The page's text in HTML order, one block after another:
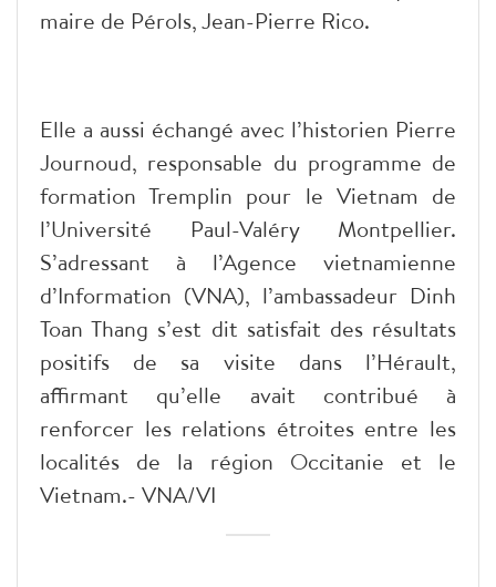
maire de Pérols, Jean-Pierre Rico.
Elle a aussi échangé avec l’historien Pierre
Journoud, responsable du programme de
formation Tremplin pour le Vietnam de
l’Université Paul-Valéry Montpellier.
S’adressant à l’Agence vietnamienne
d’Information (VNA), l’ambassadeur Dinh
Toan Thang s’est dit satisfait des résultats
positifs de sa visite dans l’Hérault,
affirmant qu’elle avait contribué à
renforcer les relations étroites entre les
localités de la région Occitanie et le
Vietnam.- VNA/VI